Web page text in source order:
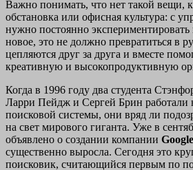
Важно понимать, что нет такой вещи,
обстановка или офисная культура: с
нужно постоянно экспериментировать
новое, это не должно превратиться в
цепляются друг за друга и вместе
креативную и высокопродуктивную
Когда в 1996 году два студента
Ларри Пейдж и Сергей Брин работали
поисковой системы, они вряд ли
на свет мирового гиганта. Уже в
объявлено о создании компании Google
существенно выросла. Сегодня это
поисковик, считающийся первым по